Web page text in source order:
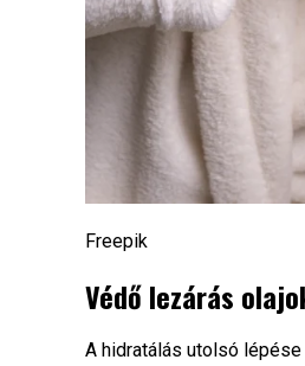
Freepik
Védő lezárás
A hidratálás utolsó lépése